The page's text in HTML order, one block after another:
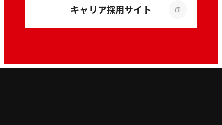
キャリア採用サイト